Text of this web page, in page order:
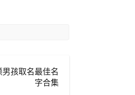
孩取名最佳名
字合集